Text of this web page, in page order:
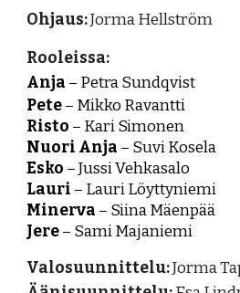
Ohjaus:Jorma Hellström
Rooleissa:
Anja – Petra Sundqvist
Pete– Mikko Ravantti
Risto – Kari Simonen
Nuori Anja – Suvi Kosela
Esko – Jussi Vehkasalo
Lauri – Lauri Löyttyniemi
Minerva – Siina Mäenpää
Jere– Sami Majaniemi
Valosuunnittelu:Jorma